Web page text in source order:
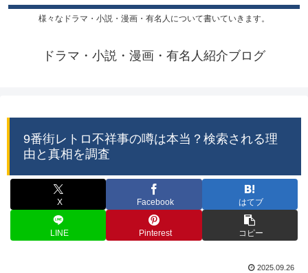
様々なドラマ・小説・漫画・有名人について書いていきます。
ドラマ・小説・漫画・有名人紹介ブログ
9番街レトロ不祥事の噂は本当？検索される理
由と真相を調査
X Facebook はてブ
LINE Pinterest コピー
2025.09.26